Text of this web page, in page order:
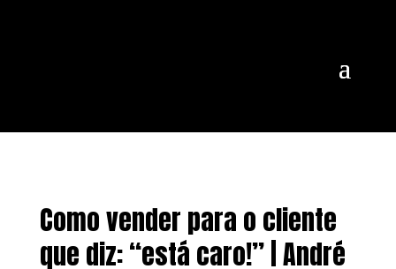
Como vender para o cliente
que diz: “está caro!” | André